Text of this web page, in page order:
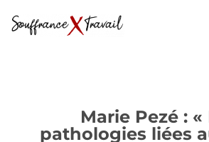
Marie Pezé : «
pathologies liées